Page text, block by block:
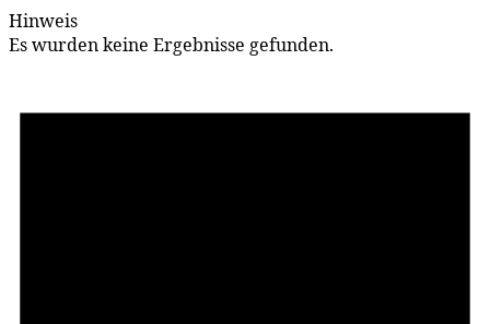
Hinweis
Es wurden keine Ergebnisse gefunden.